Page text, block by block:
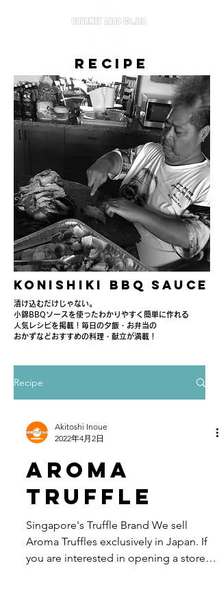
recipe
KONISHIKI BBQ SAUCE
漬け込むだけじゃない。
小錦BBQソースを使ったわかりやすく簡単に作れる
人気レシピを掲載！毎日の夕飯・お弁当の
おかずなどおすすめの料理・献立が満載！
Recipe
Akitoshi Inoue
2022年4月2日
Aroma
Truffle
Singapore's Truffle Brand We sell
Aroma Truffles exclusively in Japan. If
you are interested in opening a store in